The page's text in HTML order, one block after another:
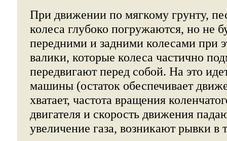
При движении по мягкому грунту,
колеса глубоко погружаются, но не
передними и задними колесами при
валики, которые колеса частично
передвигают перед собой. На это
машины (остаток обеспечивает
хватает, частота вращения
двигателя и скорость движения
увеличение газа, возникают рывки в